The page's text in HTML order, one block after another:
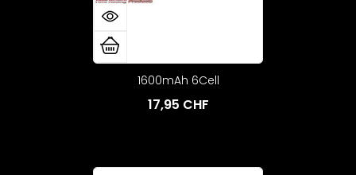
1600mAh 6Cell
17,95 CHF